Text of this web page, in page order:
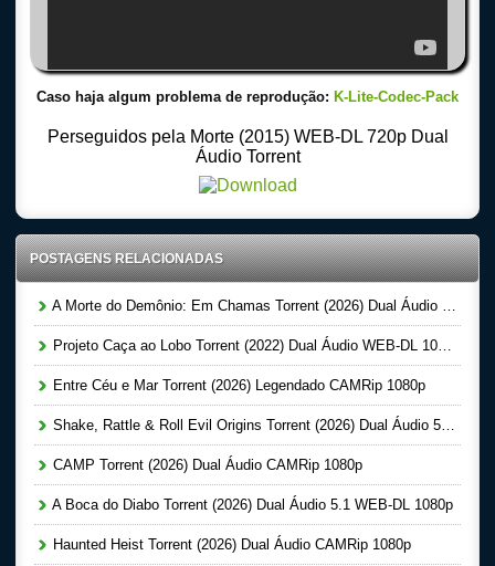
Caso haja algum problema de reprodução: K-Lite-Codec-Pack
Perseguidos pela Morte (2015) WEB-DL 720p Dual
Áudio Torrent
POSTAGENS RELACIONADAS
A Morte do Demônio: Em Chamas Torrent (2026) Dual Áudio WEB-DL 720p | 1080p
Projeto Caça ao Lobo Torrent (2022) Dual Áudio WEB-DL 1080p
Entre Céu e Mar Torrent (2026) Legendado CAMRip 1080p
Shake, Rattle & Roll Evil Origins Torrent (2026) Dual Áudio 5.1 WEB-DL 1080p
CAMP Torrent (2026) Dual Áudio CAMRip 1080p
A Boca do Diabo Torrent (2026) Dual Áudio 5.1 WEB-DL 1080p
Haunted Heist Torrent (2026) Dual Áudio CAMRip 1080p